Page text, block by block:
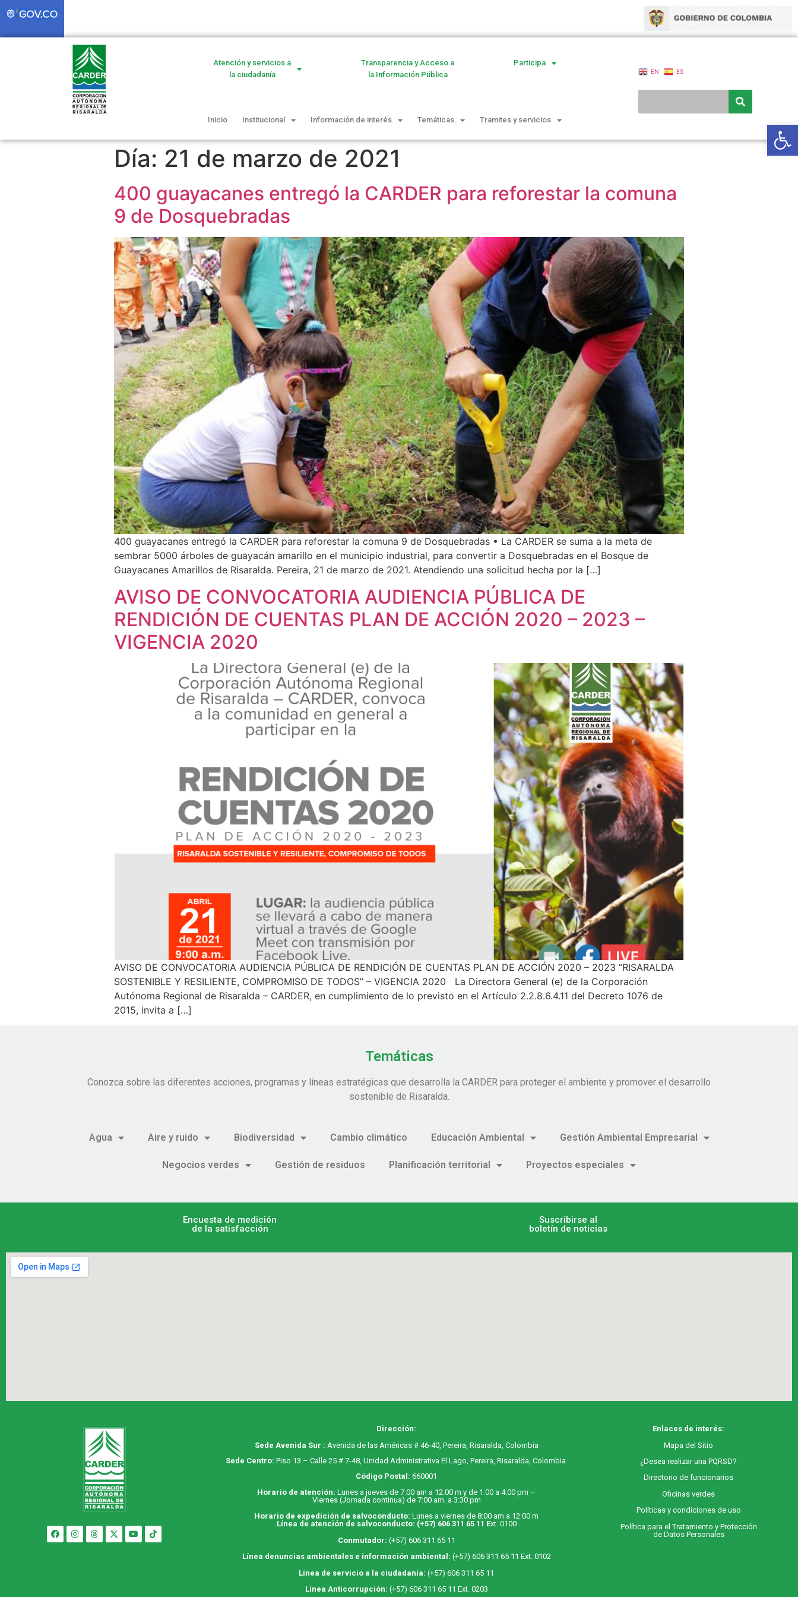
Atención y servicios a
la ciudadanía
Transparencia y Acceso a
la Información Pública
Participa
Inicio Institucional Información de interés Temáticas Tramites y servicios
EN ES
Día: 21 de marzo de 2021
400 guayacanes entregó la CARDER para reforestar la comuna
9 de Dosquebradas
400 guayacanes entregó la CARDER para reforestar la comuna 9 de Dosquebradas • La CARDER se suma a la meta de
sembrar 5000 árboles de guayacán amarillo en el municipio industrial, para convertir a Dosquebradas en el Bosque de
Guayacanes Amarillos de Risaralda. Pereira, 21 de marzo de 2021. Atendiendo una solicitud hecha por la […]
AVISO DE CONVOCATORIA AUDIENCIA PÚBLICA DE
RENDICIÓN DE CUENTAS PLAN DE ACCIÓN 2020 – 2023 –
VIGENCIA 2020
AVISO DE CONVOCATORIA AUDIENCIA PÚBLICA DE RENDICIÓN DE CUENTAS PLAN DE ACCIÓN 2020 – 2023 “RISARALDA
SOSTENIBLE Y RESILIENTE, COMPROMISO DE TODOS” – VIGENCIA 2020 La Directora General (e) de la Corporación
Autónoma Regional de Risaralda – CARDER, en cumplimiento de lo previsto en el Artículo 2.2.8.6.4.11 del Decreto 1076 de
2015, invita a […]
Temáticas
Conozca sobre las diferentes acciones, programas y líneas estratégicas que desarrolla la CARDER para proteger el ambiente y promover el desarrollo
sostenible de Risaralda.
Agua Aire y ruido Biodiversidad Cambio climático Educación Ambiental Gestión Ambiental Empresarial
Negocios verdes Gestión de residuos Planificación territorial Proyectos especiales
Encuesta de medición
de la satisfacción
Suscribirse al
boletín de noticias
Dirección:
Sede Avenida Sur : Avenida de las Américas # 46-40, Pereira, Risaralda, Colombia
Sede Centro: Piso 13 – Calle 25 # 7-48, Unidad Administrativa El Lago, Pereira, Risaralda, Colombia.
Código Postal: 660001
Horario de atención:Lunes a jueves de 7:00 am a 12:00 m y de 1:00 a 4:00 pm –
Viernes (Jornada continua) de 7:00 am. a 3:30 pm
Horario de expedición de salvoconducto:Lunes a viernes de 8:00 am a 12:00 m
Línea de atención de salvoconducto: (+57) 606 311 65 11 Ext. 0100
Conmutador: (+57) 606 311 65 11
Línea denuncias ambientales e información ambiental: (+57) 606 311 65 11 Ext. 0102
Línea de servicio a la ciudadanía: (+57) 606 311 65 11
Línea Anticorrupción: (+57) 606 311 65 11 Ext. 0203
Enlaces de interés:
Mapa del Sitio
¿Desea realizar una PQRSD?
Directorio de funcionarios
Oficinas verdes
Políticas y condiciones de uso
Política para el Tratamiento y Protección
de Datos Personales